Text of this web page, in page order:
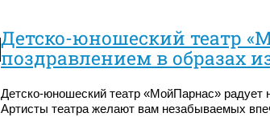
Детско-юношеский театр
поздравлением в образах
Детско-юношеский театр «МойПарнас» радует
Артисты театра желают вам незабываемых